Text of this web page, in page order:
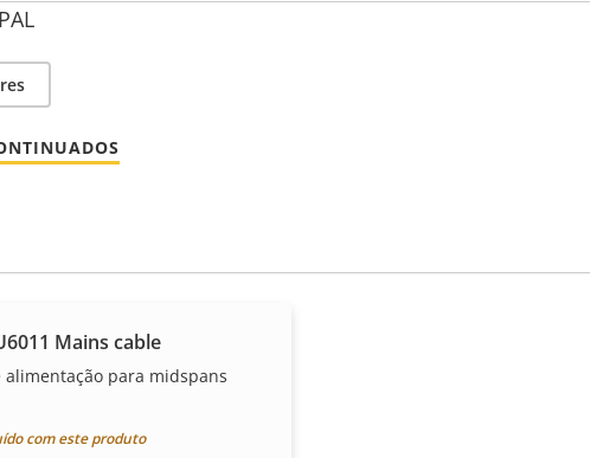
Mains cable
alimentação para midspans
com este produto